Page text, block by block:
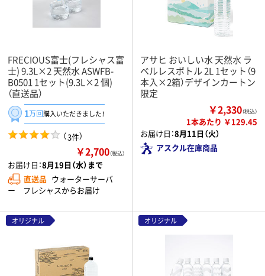
FRECIOUS富士(フレシャス富
士) 9.3L×2 天然水 ASWFB-
B0501 1セット(9.3L×2 個)
（直送品）
1万回購入いただきました！
（3件）
￥2,700（税込）
お届け日：8月19日（水）まで
直送品 ウォーターサーバ
ー フレシャスからお届け
アサヒ おいしい水 天然水 ラ
ベルレスボトル 2L 1セット（9
本入×2箱）デザインカートン
限定
￥2,330（税込）
1本あたり ￥129.45
お届け日：8月11日（火）
アスクル在庫商品
オリジナル オリジナル